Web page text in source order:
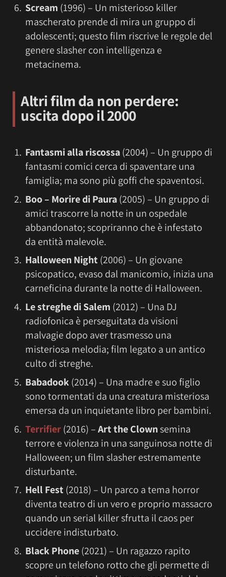
Scream (1996) – Un misterioso killer
mascherato prende di mira un gruppo di
adolescenti; questo film riscrive le regole del
genere slasher con intelligenza e
metacinema.
Altri film da non perdere:
uscita dopo il 2000
Fantasmi alla riscossa(2004) – Un gruppo di
fantasmi comici cerca di spaventare una
famiglia; ma sono più goffi che spaventosi.
Boo – Morire di Paura(2005) – Un gruppo di
amici trascorre la notte in un ospedale
abbandonato; scopriranno che è infestato
da entità malevole.
Halloween Night (2006) – Un giovane
psicopatico, evaso dal manicomio, inizia una
carneficina durante la notte di Halloween.
Le streghe di Salem (2012) – Una DJ
radiofonica è perseguitata da visioni
malvagie dopo aver trasmesso una
misteriosa melodia; film legato a un antico
culto di streghe.
Babadook(2014) – Una madre e suo figlio
sono tormentati da una creatura misteriosa
emersa da un inquietante libro per bambini.
Terrifier(2016) –Art the Clownsemina
terrore e violenza in una sanguinosa notte di
Halloween; un film slasher estremamente
disturbante.
Hell Fest (2018) – Un parco a tema horror
diventa teatro di un vero e proprio massacro
quando un serial killer sfrutta il caos per
uccidere indisturbato.
Black Phone(2021) – Un ragazzo rapito
scopre un telefono rotto che gli permette di